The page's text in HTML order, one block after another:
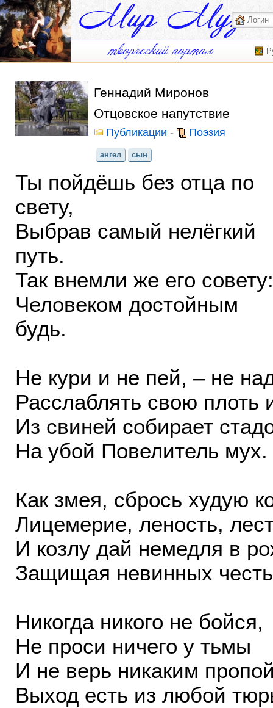
Геннадий Миронов
Отцовское напутствие
Публикации - Поэзия
ангел сын
Ты пойдёшь без отца по
свету,
Выбрав самый нелёгкий
путь.
Так внемли же его совету:
Человеком достойным
будь.
Не кури и не пей, – не
Расслаблять свою плоть
Из свиней собирает
На убой Повелитель мух.
Как змея, сбрось худую
Лицемерие, леность,
И козлу дай немедля в
Защищая невинных
Никогда никого не бойся,
Не проси ничего у тьмы
И не верь никаким
Выход есть из любой